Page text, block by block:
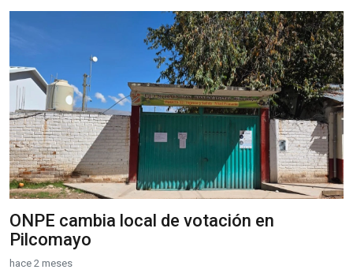
ONPE cambia local de votación en
Pilcomayo
hace 2 meses